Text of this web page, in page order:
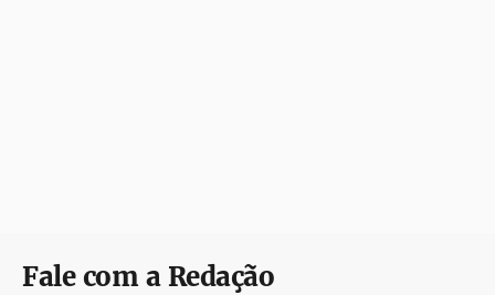
Fale com a Redação